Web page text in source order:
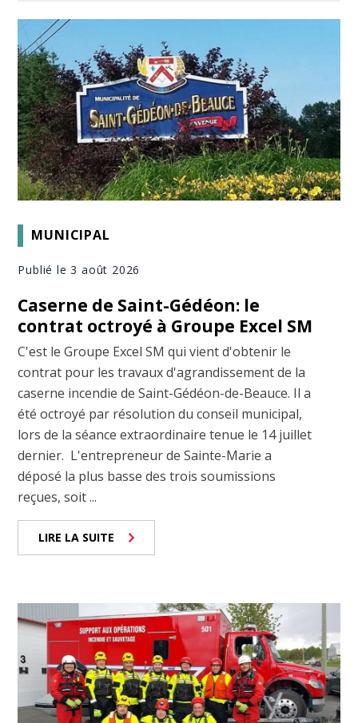
MUNICIPAL
Publié le 3 août 2026
Caserne de Saint-Gédéon: le
contrat octroyé à Groupe Excel SM
C'est le Groupe Excel SM qui vient d'obtenir le
contrat pour les travaux d'agrandissement de la
caserne incendie de Saint-Gédéon-de-Beauce. Il a
été octroyé par résolution du conseil municipal,
lors de la séance extraordinaire tenue le 14 juillet
dernier. L'entrepreneur de Sainte-Marie a
déposé la plus basse des trois soumissions
reçues, soit ...
LIRE LA SUITE